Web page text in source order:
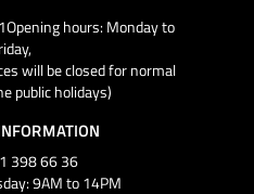
hours: Monday to
will be closed for normal
public holidays)
398 66 36
9AM to 14PM